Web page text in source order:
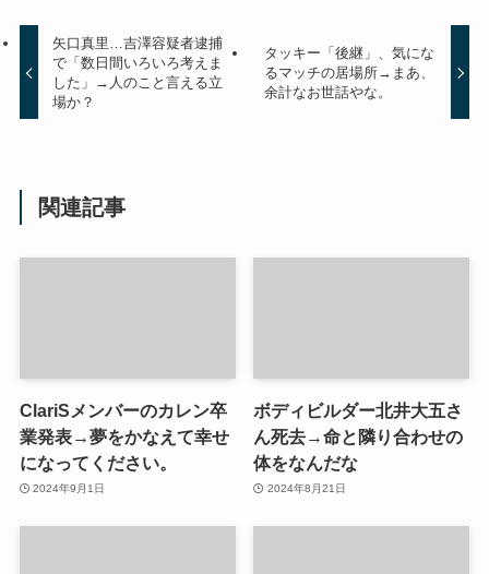
矢口真里…吉澤容疑者逮捕
で「数日間いろいろ考えま
した」→人のこと言える立
場か？
タッキー「後継」、気にな
るマッチの居場所→まあ、
余計なお世話やな。
関連記事
ClariSメンバーのカレン卒
業発表→夢をかなえて幸せ
になってください。
2024年9月1日
ボディビルダー北井大五さ
ん死去→命と隣り合わせの
体をなんだな
2024年8月21日